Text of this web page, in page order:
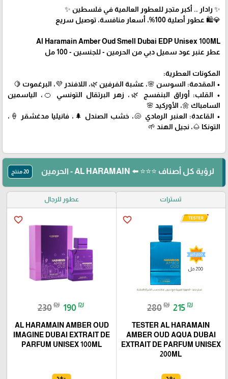
✨ رادار .. أكبر متجر للعطور العالمية في فلسطين ✨
💎🛍️ عطور أصلية 100%، أسعار منافسة، توصيل سريع
Al Haramain Amber Oud Smell Dubai EDP Unisex 100ML
عطر عنبر عود سميل دبي من الحرمين - للجنسين - 100 مل
المكونات العطرية:
• المقدمة: السوسن 🌸، عشبة الفرفين 🌿، اللافندر 💜، البرغموت 🍋
• القلب: أوراق البنفسج 🌿، زهر البرتقال التونسي 🍊، الياسمين
السامباك 🌼، الأوركيد 🌸
• القاعدة: العنبر الرمادي 🐚، خشب الصندل 🌲، فانيليا مدغشقر 🍦،
التونكا 🌰، نجيل الهند 🌱
لرؤية كل أصناف ⭐⭐⭐ ⬅️ AL HARAMAIN - الحرمين 20 منتج
تسترات
favorite_border
280₪ 215 ₪
TESTER AL HARAMAIN
AMBER OUD AQUA DUBAI
EXTRAIT DE PARFUM UNISEX
200ML
عطور للرجال
favorite_border
230₪ 190 ₪
AL HARAMAIN AMBER OUD
IMAGINE DUBAI EXTRAIT DE
PARFUM UNISEX 100ML